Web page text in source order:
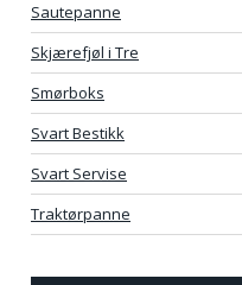
Sautepanne
Skjærefjøl i Tre
Smørboks
Svart Bestikk
Svart Servise
Traktørpanne